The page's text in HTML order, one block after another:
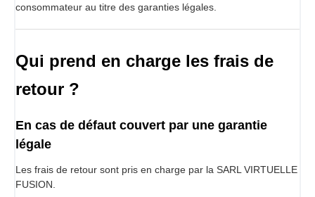
consommateur au titre des garanties légales.
Qui prend en charge les frais de
retour ?
En cas de défaut couvert par une garantie
légale
Les frais de retour sont pris en charge par la SARL VIRTUELLE
FUSION.